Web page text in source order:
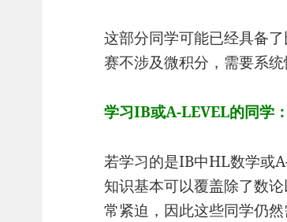
这部分同学可能已经具备
赛不涉及微积分，需要系
学习IB或A-LEVEL的同学：
若学习的是IB中HL数学或
知识基本可以覆盖除了数
常紧迫，因此这些同学仍